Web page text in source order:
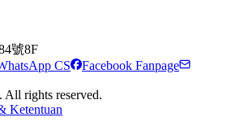
號8F
CS
Facebook Fanpage
All rights reserved.
Ketentuan